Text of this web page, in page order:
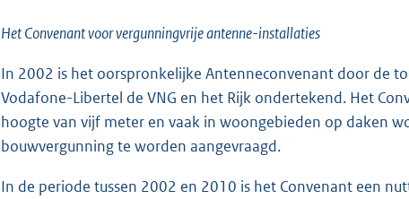
Het Convenant voor vergunningvrije antenne-installaties
In 2002 is het oorspronkelijke Antenneconvenant door de
Vodafone-Libertel de VNG en het Rijk ondertekend. Het
hoogte van vijf meter en vaak in woongebieden op daken
bouwvergunning te worden aangevraagd.
In de periode tussen 2002 en 2010 is het Convenant een